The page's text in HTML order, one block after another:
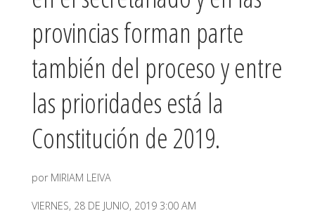
provincias forman parte
también del proceso y entre
las prioridades está la
Constitución de 2019.
por MIRIAM LEIVA
VIERNES, 28 DE JUNIO, 2019 3:00 AM